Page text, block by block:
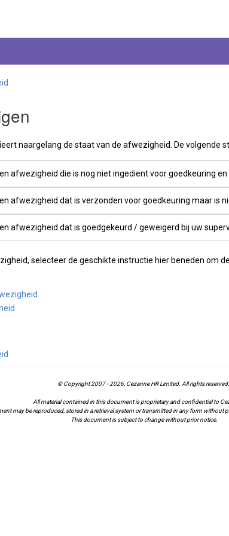
naargelang de staat van de afwezigheid. De volgende
afwezigheid die is nog niet ingedient voor goedkeuring
afwezigheid dat is verzonden voor goedkeuring maar is
afwezigheid dat is goedgekeurd / geweigerd bij uw
selecteer de geschikte instructie hier beneden om